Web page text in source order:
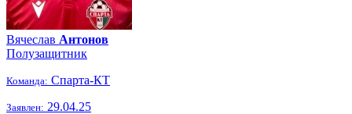
Вячеслав Антонов
Полузащитник
Команда: Спарта-КТ
Заявлен: 29.04.25